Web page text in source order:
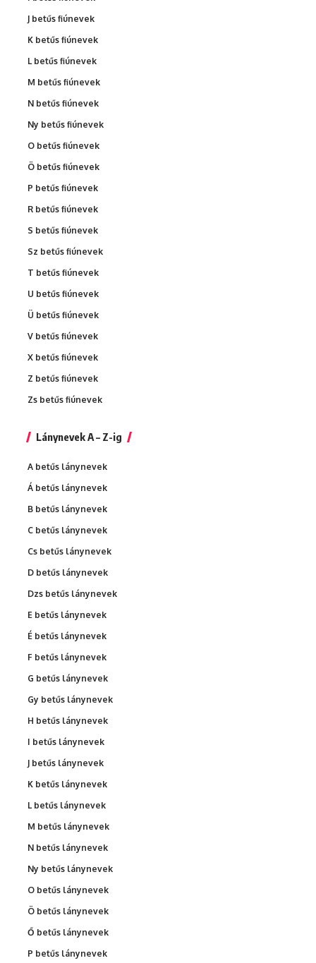
J betűs fiúnevek
K betűs fiúnevek
L betűs fiúnevek
M betűs fiúnevek
N betűs fiúnevek
Ny betűs fiúnevek
O betűs fiúnevek
Ö betűs fiúnevek
P betűs fiúnevek
R betűs fiúnevek
S betűs fiúnevek
Sz betűs fiúnevek
T betűs fiúnevek
U betűs fiúnevek
Ü betűs fiúnevek
V betűs fiúnevek
X betűs fiúnevek
Z betűs fiúnevek
Zs betűs fiúnevek
Lánynevek A – Z-ig
A betűs lánynevek
Á betűs lánynevek
B betűs lánynevek
C betűs lánynevek
Cs betűs lánynevek
D betűs lánynevek
Dzs betűs lánynevek
E betűs lánynevek
É betűs lánynevek
F betűs lánynevek
G betűs lánynevek
Gy betűs lánynevek
H betűs lánynevek
I betűs lánynevek
J betűs lánynevek
K betűs lánynevek
L betűs lánynevek
M betűs lánynevek
N betűs lánynevek
Ny betűs lánynevek
O betűs lánynevek
Ö betűs lánynevek
Ő betűs lánynevek
P betűs lánynevek